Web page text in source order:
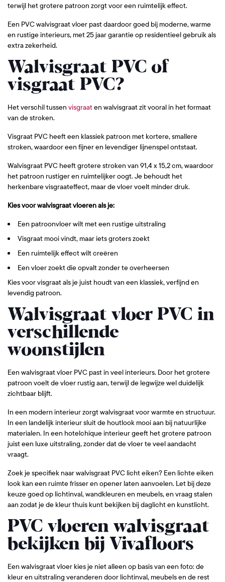
terwijl het grotere patroon zorgt voor een ruimtelijk effect.
Een PVC walvisgraat vloer past daardoor goed bij moderne, warme
en rustige interieurs, met 25 jaar garantie op residentieel gebruik als
extra zekerheid.
Walvisgraat PVC of
visgraat PVC?
Het verschil tussen visgraaten walvisgraat zit vooral in het formaat
van de stroken.
Visgraat PVC heeft een klassiek patroon met kortere, smallere
stroken, waardoor een fijner en levendiger lijnenspel ontstaat.
Walvisgraat PVC heeft grotere stroken van 91,4 x 15,2 cm, waardoor
het patroon rustiger en ruimtelijker oogt. Je behoudt het
herkenbare visgraateffect, maar de vloer voelt minder druk.
Kies voor walvisgraat vloeren als je:
Een patroonvloer wilt met een rustige uitstraling
Visgraat mooi vindt, maar iets groters zoekt
Een ruimtelijk effect wilt creëren
Een vloer zoekt die opvalt zonder te overheersen
Kies voor visgraat als je juist houdt van een klassiek, verfijnd en
levendig patroon.
Walvisgraat vloer PVC in
verschillende
woonstijlen
Een walvisgraat vloer PVC past in veel interieurs. Door het grotere
patroon voelt de vloer rustig aan, terwijl de legwijze wel duidelijk
zichtbaar blijft.
In een modern interieur zorgt walvisgraat voor warmte en structuur.
In een landelijk interieur sluit de houtlook mooi aan bij natuurlijke
materialen. In een hotelchique interieur geeft het grotere patroon
juist een luxe uitstraling, zonder dat de vloer te veel aandacht
vraagt.
Zoek je specifiek naar walvisgraat PVC licht eiken? Een lichte eiken
look kan een ruimte frisser en opener laten aanvoelen. Let bij deze
keuze goed op lichtinval, wandkleuren en meubels, en vraag stalen
aan zodat je de kleur thuis kunt bekijken bij daglicht en kunstlicht.
PVC vloeren walvisgraat
bekijken bij Vivafloors
Een walvisgraat vloer kies je niet alleen op basis van een foto: de
kleur en uitstraling veranderen door lichtinval, meubels en de rest